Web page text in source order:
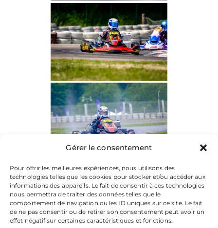
Gérer le consentement
Pour offrir les meilleures expériences, nous utilisons des
technologies telles que les cookies pour stocker et/ou accéder aux
informations des appareils. Le fait de consentir à ces technologies
nous permettra de traiter des données telles que le
comportement de navigation ou les ID uniques sur ce site. Le fait
de ne pas consentir ou de retirer son consentement peut avoir un
effet négatif sur certaines caractéristiques et fonctions.